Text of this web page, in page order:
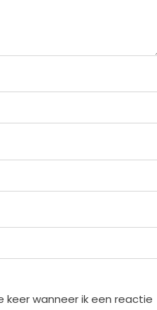
keer wanneer ik een reactie